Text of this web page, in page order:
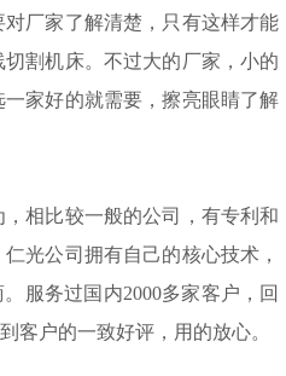
厂家了解清楚，只有这样才能
割机床。不过大的厂家，小的
家好的就需要，擦亮眼睛了解
，相比较一般的公司，有专利和
光公司拥有自己的核心技术，
。服务过国内2000多家客户，回
客户的一致好评，用的放心。